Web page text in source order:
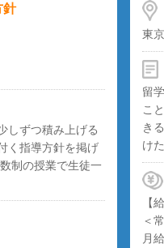
針
しずつ積み上げる
く指導方針を掲げ
制の授業で生徒一
東
留
こ
き
け
【
＜
月